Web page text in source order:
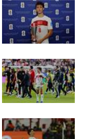
آسيا
أمريكا
ركن الألعاب
أقسام خاصة
Gamers
تحقيق في الجول